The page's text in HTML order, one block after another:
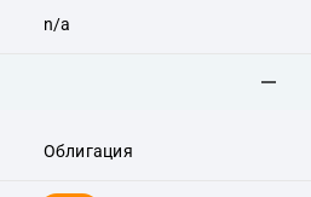
n/a
Облигация